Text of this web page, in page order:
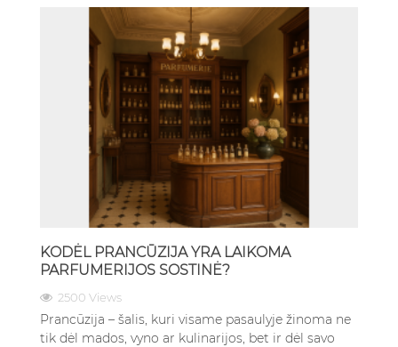
KODĖL PRANCŪZIJA YRA LAIKOMA
PARFUMERIJOS SOSTINĖ?
2500 Views
Prancūzija – šalis, kuri visame pasaulyje žinoma ne
tik dėl mados, vyno ar kulinarijos, bet ir dėl savo